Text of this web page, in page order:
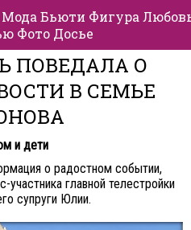
Мода Бьюти Фигура
Фото Досье
ПОВЕДАЛА О
В СЕМЬЕ
и дети
о радостном событии,
главной телестройки
супруги Юлии.